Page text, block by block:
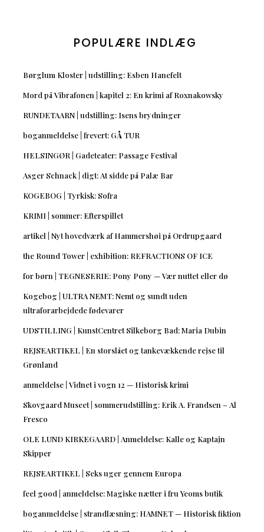
POPULÆRE INDLÆG
Børglum Kloster | udstilling: Esben Hanefelt
Mord på Vibrafonen | kapitel 2: En krimi af Roxnakowsky
RUNDETAARN | udstilling: Isens brydninger
boganmeldelse | frevert: GÅ TUR
HELSINGØR | Gadeteater: Passage Festival
Asger Schnack | digt: At sidde på Palæ Bar
KOGEBOG | Tyrkisk: Sofra
KRIMI | sommer: Efterspillet
artikel | Nyt hovedværk af Hammershøi på Ordrupgaard
the Round Tower | exhibition: REFRACTIONS OF ICE
for børn | TEGNESERIE: Pony Pony — Vær nuttet eller dø
Kogebog | ULTRA NEMT: Nemt og sundt uden
ultraforarbejdede fødevarer
UDSTILLING | KunstCentret Silkeborg Bad: Maria Dubin
REJSEARTIKEL | En storslået og tankevækkende rejse til
Grønland
anmeldelse | Vidnet i vogn 12 — Historisk krimi
Skovgaard Museet | sommerudstilling: Erik A. Frandsen – Al
Fresco
OLE LUND KIRKEGAARD | Anmeldelse: Kalle og Kaptajn
Skipper
REJSEARTIKEL | Seks uger gennem Europa
feel good | anmeldelse: Magiske nætter i fru Yeoms butik
boganmeldelse | strandlæsning: HAMNET — Historisk fiktion